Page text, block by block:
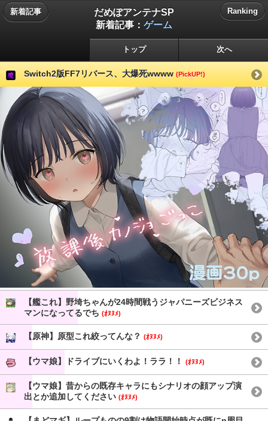
新着記事
だめぽアンテナSP
新着記事： ゲーム
Ranking
トップ 次へ
Switch2版FF7リバース、大爆死wwww (PickUP!)
【艦これ】野埼ちゃんが24時間戦うジャパニーズビジネス
マンになってるでち (ｵﾇﾇﾒ)
【原神】原型これ絞ってんな？ (ｵﾇﾇﾒ)
【ウマ娘】ドライブにいくわよ！ララ！！ (ｵﾇﾇﾒ)
【ウマ娘】昔からの既存キャラにもシナリオの顔アップ演
出とか追加してください (ｵﾇﾇﾒ)